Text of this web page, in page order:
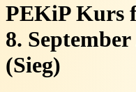
PEKiP Kurs
8.
(Sieg)